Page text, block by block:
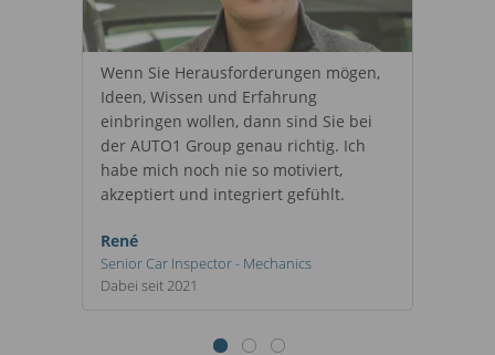
Wenn Sie Herausforderungen mögen,
Ideen, Wissen und Erfahrung
einbringen wollen, dann sind Sie bei
der AUTO1 Group genau richtig. Ich
habe mich noch nie so motiviert,
akzeptiert und integriert gefühlt.
René
Senior Car Inspector - Mechanics
Dabei seit 2021